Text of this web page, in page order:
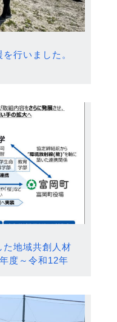
行いました。
た地域共創人材
度～令和12年